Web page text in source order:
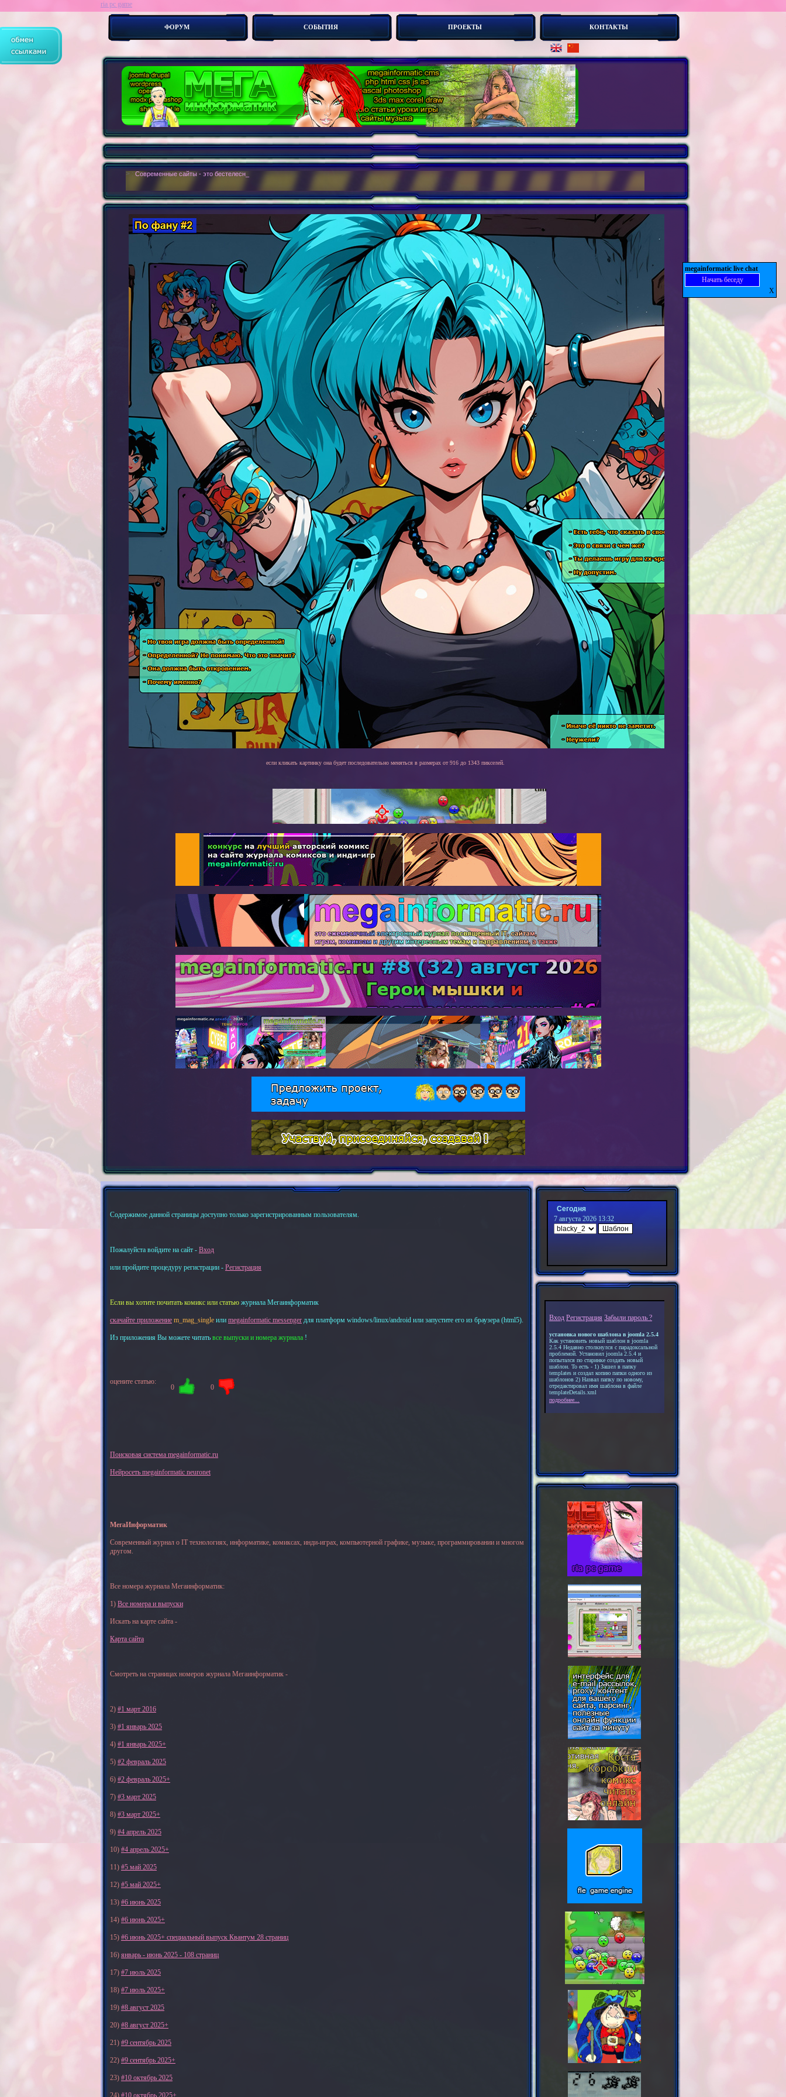
ФОРУМ СОБЫТИЯ ПРОЕКТЫ КОНТАКТЫ
ria pc game
> : Современные сайты - это бестелесные роботы. Новые концепии создания сайтов - дескрипт_
если кликать картинку она будет последовательно меняться в размерах от 916 до 1343 пикселей.
Содержимое данной страницы доступно только зарегистрированным пользователям.
Пожалуйста войдите на сайт - Вход
или пройдите процедуру регистрации - Регистрация
Если вы хотите почитать комикс или статью журнала Мегаинформатик
скачайте приложение m_mag_single или megainformatic messenger для платформ windows/linux/android или запустите его из браузера (html5).
Из приложения Вы можете читать все выпуски и номера журнала !
оцените статью:
0 0
Поисковая система megainformatic.ru
Нейросеть megainformatic neuronet
МегаИнформатик
Современный журнал о IT технологиях, информатике, комиксах, инди-играх, компьютерной графике, музыке, программировании и многом
другом.
Все номера журнала Мегаинформатик:
1) Все номера и выпуски
Искать на карте сайта -
Карта сайта
Смотреть на страницах номеров журнала Мегаинформатик -
2) #1 март 2016
3) #1 январь 2025
4) #1 январь 2025+
5) #2 февраль 2025
6) #2 февраль 2025+
7) #3 март 2025
8) #3 март 2025+
9) #4 апрель 2025
10) #4 апрель 2025+
11) #5 май 2025
12) #5 май 2025+
13) #6 июнь 2025
14) #6 июнь 2025+
15) #6 июнь 2025+ специальный выпуск Квантум 28 страниц
16) январь - июнь 2025 - 108 страниц
17) #7 июль 2025
18) #7 июль 2025+
19) #8 август 2025
20) #8 август 2025+
21) #9 сентябрь 2025
22) #9 сентябрь 2025+
23) #10 октябрь 2025
24) #10 октябрь 2025+
Сегодня
7 августа 2026 13:32
Вход Регистрация Забыли пароль ?
установка нового шаблона в joomla 2.5.4
Как установить новый шаблон в joomla
2.5.4 Недавно столкнулся с парадоксальной
проблемой. Установил joomla 2.5.4 и
попытался по старинке создать новый
шаблон. То есть - 1) Зашел в папку
templates и создал копию папки одного из
шаблонов 2) Назвал папку по новому,
отредактировал имя шаблона в файле
templateDetails.xml
подробнее...
megainformatic live chat
Начать беседу
X